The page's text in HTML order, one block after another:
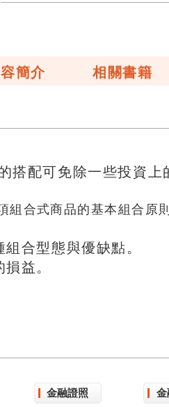
簡介 相關書籍
搭配可免除一些投資
組合式商品的基本組合原
合型態與優缺點。
益。
金融證照 金